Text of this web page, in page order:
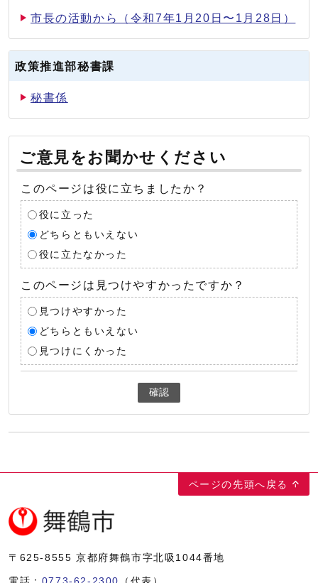
市長の活動から（令和7年1月20日〜1月28日）
政策推進部秘書課
秘書係
ご意見をお聞かせください
このページは役に立ちましたか？
役に立った
どちらともいえない
役に立たなかった
このページは見つけやすかったですか？
見つけやすかった
どちらともいえない
見つけにくかった
確認
ページの先頭へ戻る
〒625-8555 京都府舞鶴市字北吸1044番地
電話： 0773-62-2300 （代表）